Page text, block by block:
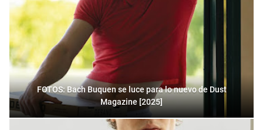
FOTOS: Bach Buquen se luce para lo nuevo de Dust
Magazine [2025]